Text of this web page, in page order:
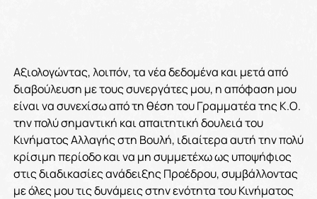
Αξιολογώντας, λοιπόν, τα νέα δεδομένα και μετά από
διαβούλευση με τους συνεργάτες μου, η απόφαση μου
είναι να συνεχίσω από τη θέση του Γραμματέα της Κ.Ο.
την πολύ σημαντική και απαιτητική δουλειά του
Κινήματος Αλλαγής στη Βουλή, ιδιαίτερα αυτή την πολύ
κρίσιμη περίοδο και να μη συμμετέχω ως υποψήφιος
στις διαδικασίες ανάδειξης Προέδρου, συμβάλλοντας
με όλες μου τις δυνάμεις στην ενότητα του Κινήματος